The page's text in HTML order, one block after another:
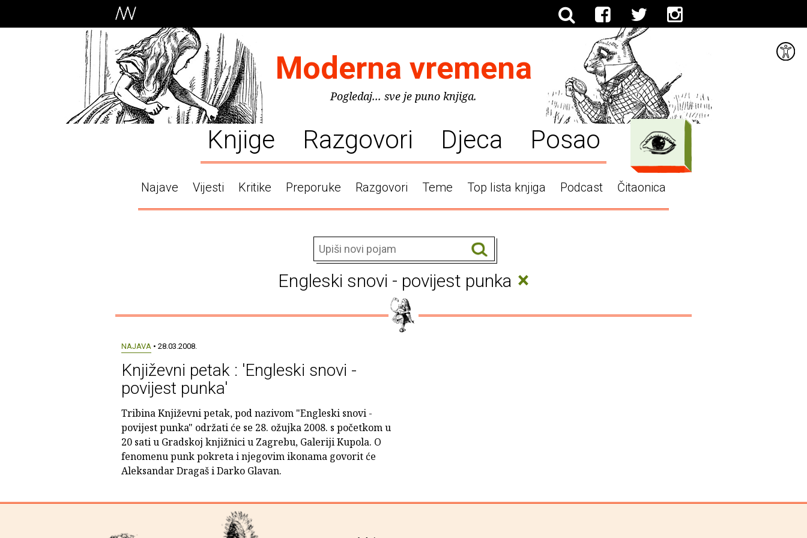
Moderna vremena
Pogledaj... sve je puno knjiga.
Knjige Razgovori Djeca Posao
Najave Vijesti Kritike Preporuke Razgovori Teme Top lista knjiga Podcast Čitaonica
Engleski snovi - povijest punka ×
NAJAVA• 28.03.2008.
Književni petak : 'Engleski snovi -
povijest punka'
Tribina Književni petak, pod nazivom "Engleski snovi -
povijest punka" održati će se 28. ožujka 2008. s početkom u
20 sati u Gradskoj knjižnici u Zagrebu, Galeriji Kupola. O
fenomenu punk pokreta i njegovim ikonama govorit će
Aleksandar Dragaš i Darko Glavan.